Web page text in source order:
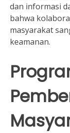
dan informasi
bahwa
masyarakat
keamanan.